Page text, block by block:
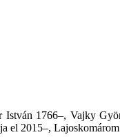
1766–, Vajky
el 2015–,